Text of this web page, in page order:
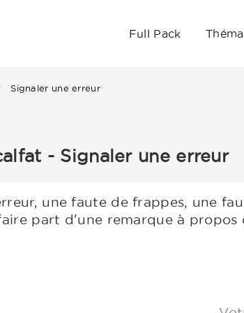
Full Pack
Signaler une erreur
- Signaler une erreur
une faute de frappes, une
part d'une remarque à